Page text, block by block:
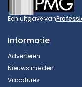
Een uitgave van
Informatie
Adverteren
Nieuws melden
Vacatures